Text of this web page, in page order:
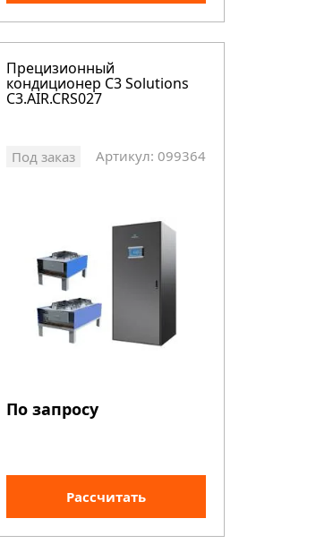
Прецизионный
кондиционер C3 Solutions
C3.AIR.CRS027
Под заказ Артикул: 099364
По запросу
Рассчитать